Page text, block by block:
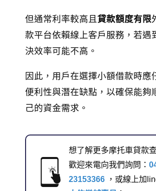
但通常利率較高且貸款額度有限
款平台依賴線上客戶服務，若遇
決效率可能不高。
因此，用戶在選擇小額借款時應
便利性與潛在缺點，以確保能夠
己的資金需求。
想了解更多摩托車貸款
歡迎來電向我們詢問：
23153366 ，或線上加